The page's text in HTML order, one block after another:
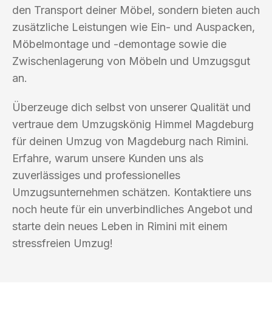
den Transport deiner Möbel, sondern bieten auch
zusätzliche Leistungen wie Ein- und Auspacken,
Möbelmontage und -demontage sowie die
Zwischenlagerung von Möbeln und Umzugsgut
an.
Überzeuge dich selbst von unserer Qualität und
vertraue dem Umzugskönig Himmel Magdeburg
für deinen Umzug von Magdeburg nach Rimini.
Erfahre, warum unsere Kunden uns als
zuverlässiges und professionelles
Umzugsunternehmen schätzen. Kontaktiere uns
noch heute für ein unverbindliches Angebot und
starte dein neues Leben in Rimini mit einem
stressfreien Umzug!